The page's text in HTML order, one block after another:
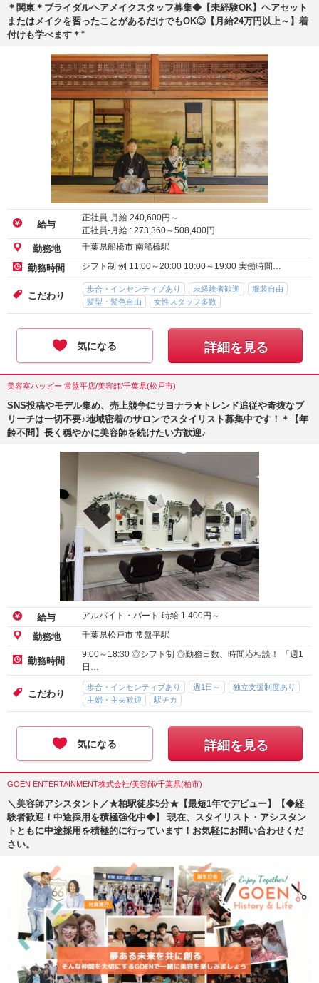
＊関東＊ブライダルヘアメイクスタッフ募集◆【未経験OK】ヘアセット
またはメイクを習ったことがあるだけでもOK◎【月給24万円以上～】着
付けも学べます＊⁺
給与
正社員-月給 240,600円～
正社員-月給 : 273,360～508,400円
勤務地 千葉県船橋市 南船橋駅
勤務時間 シフト制 例 11:00～20:00 10:00～19:00 実働時間…
こだわり
歩合・インセンティブあり 未経験者歓迎
服装自由
髪型・髪色自由
女性スタッフ多数
気になる 詳細を見る
美容室ハッピー 常盤平店/美容師/千葉県(松戸市)
SNS投稿やモデル集め、売上競争にサヨナラ★トレンド追従や奇抜なブ
リーチは一切不要♪地域密着のサロンでスタイリスト募集中です！＊【年
齢不問】長く穏やかに美容師を続けたい方歓迎♪
給与 アルバイト・パート-時給 1,400円～
勤務地 千葉県松戸市 常盤平駅
勤務時間
9:00～18:30 ◎シフト制 ◎勤務日数、時間応相談！ 「週1
日…
こだわり
歩合・インセンティブあり 週1日～
独立支援制度あり
主婦・主夫歓迎
駅チカ
気になる 詳細を見る
GOEN ENTERTAINMENT株式会社/美容師/千葉県(柏市)
＼美容師アシスタント／★柏駅徒歩5分★【最短1年でデビュー】【◆経
験者歓迎！中途採用を積極強化中◆】 現在、スタイリスト・アシスタン
トともに中途採用を積極的に行っています！お気軽にお問い合わせくだ
さい。